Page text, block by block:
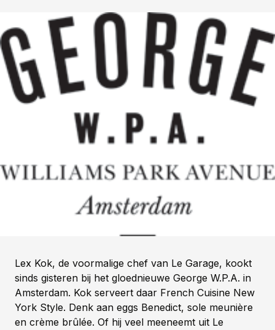
Lex Kok, de voormalige chef van Le Garage, kookt
sinds gisteren bij het gloednieuwe George W.P.A. in
Amsterdam. Kok serveert daar French Cuisine New
York Style. Denk aan eggs Benedict, sole meunière
en crème brûlée. Of hij veel meeneemt uit Le